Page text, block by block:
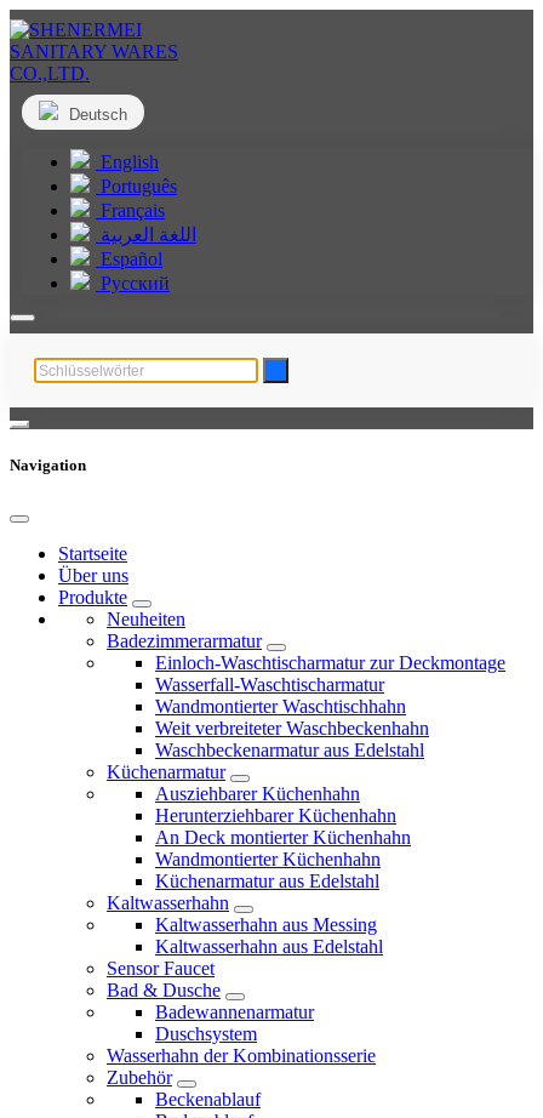
Deutsch
English
Português
Français
اللغة العربية
Español
Русский
Navigation
Startseite
Über uns
Produkte
Neuheiten
Badezimmerarmatur
Einloch-Waschtischarmatur zur Deckmontage
Wasserfall-Waschtischarmatur
Wandmontierter Waschtischhahn
Weit verbreiteter Waschbeckenhahn
Waschbeckenarmatur aus Edelstahl
Küchenarmatur
Ausziehbarer Küchenhahn
Herunterziehbarer Küchenhahn
An Deck montierter Küchenhahn
Wandmontierter Küchenhahn
Küchenarmatur aus Edelstahl
Kaltwasserhahn
Kaltwasserhahn aus Messing
Kaltwasserhahn aus Edelstahl
Sensor Faucet
Bad & Dusche
Badewannenarmatur
Duschsystem
Wasserhahn der Kombinationsserie
Zubehör
Beckenablauf